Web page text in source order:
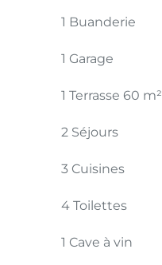
1 Buanderie
1 Garage
1 Terrasse 60 m²
2 Séjours
3 Cuisines
4 Toilettes
1 Cave à vin